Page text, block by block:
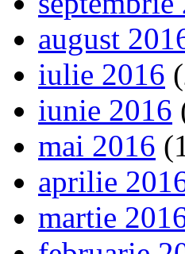
august
iulie 2016
iunie 2016
mai 2016
aprilie
martie